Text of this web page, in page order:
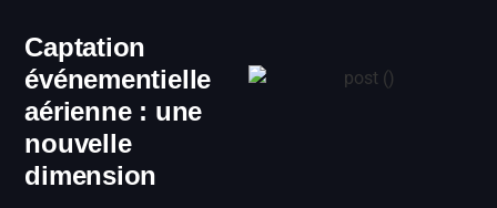
Captation
événementielle
aérienne : une
nouvelle
dimension